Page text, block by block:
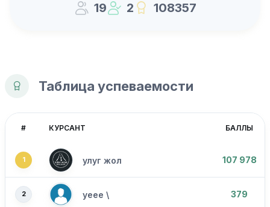
19 2 108357
Таблица успеваемости
# КУРСАНТ БАЛЛЫ
1 улуг жол 107 978
2 уеее \ 379